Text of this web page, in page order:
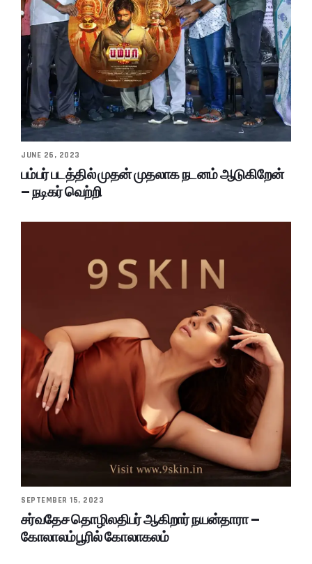
JUNE 26, 2023
பம்பர் படத்தில் முதன் முதலாக நடனம் ஆடுகிறேன்
– நடிகர் வெற்றி
SEPTEMBER 15, 2023
சர்வதேச தொழிலதிபர் ஆகிறார் நயன்தாரா –
கோலாலம்பூரில் கோலாகலம்